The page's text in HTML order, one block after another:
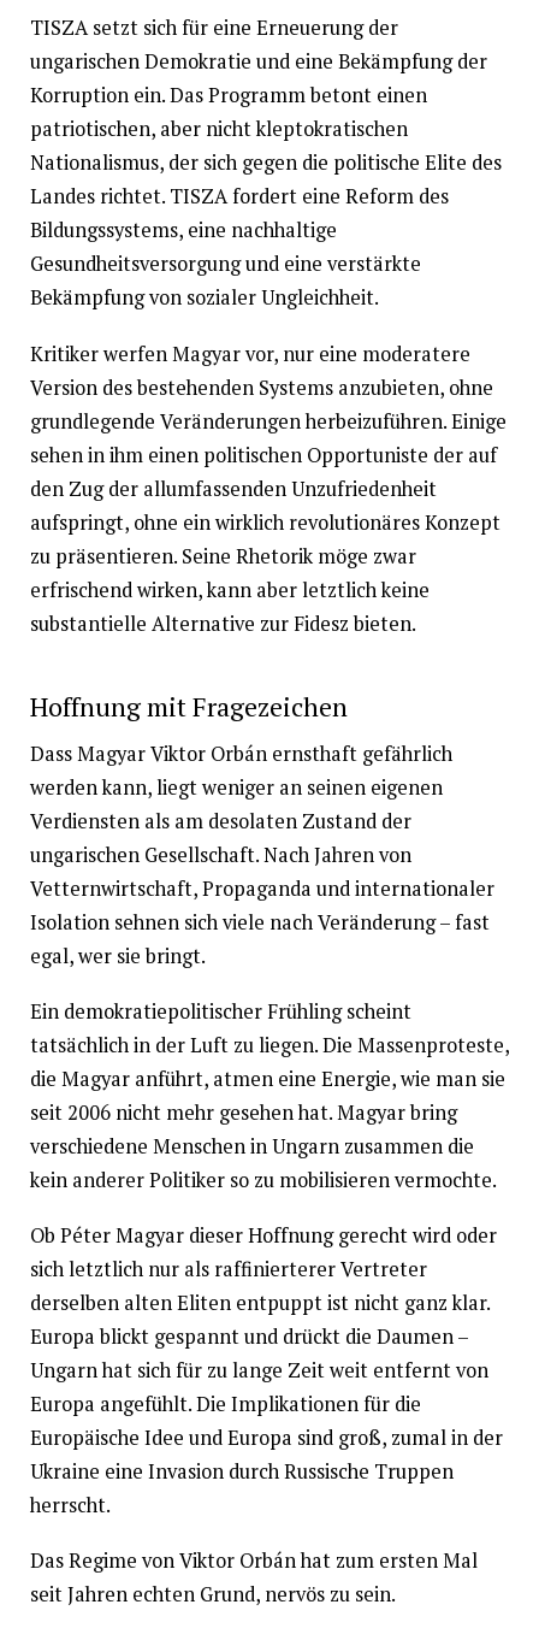
TISZA setzt sich für eine Erneuerung der
ungarischen Demokratie und eine Bekämpfung der
Korruption ein. Das Programm betont einen
patriotischen, aber nicht kleptokratischen
Nationalismus, der sich gegen die politische Elite des
Landes richtet. TISZA fordert eine Reform des
Bildungssystems, eine nachhaltige
Gesundheitsversorgung und eine verstärkte
Bekämpfung von sozialer Ungleichheit.
Kritiker werfen Magyar vor, nur eine moderatere
Version des bestehenden Systems anzubieten, ohne
grundlegende Veränderungen herbeizuführen. Einige
sehen in ihm einen politischen Opportuniste der auf
den Zug der allumfassenden Unzufriedenheit
aufspringt, ohne ein wirklich revolutionäres Konzept
zu präsentieren. Seine Rhetorik möge zwar
erfrischend wirken, kann aber letztlich keine
substantielle Alternative zur Fidesz bieten.
Hoffnung mit Fragezeichen
Dass Magyar Viktor Orbán ernsthaft gefährlich
werden kann, liegt weniger an seinen eigenen
Verdiensten als am desolaten Zustand der
ungarischen Gesellschaft. Nach Jahren von
Vetternwirtschaft, Propaganda und internationaler
Isolation sehnen sich viele nach Veränderung – fast
egal, wer sie bringt.
Ein demokratiepolitischer Frühling scheint
tatsächlich in der Luft zu liegen. Die Massenproteste,
die Magyar anführt, atmen eine Energie, wie man sie
seit 2006 nicht mehr gesehen hat. Magyar bring
verschiedene Menschen in Ungarn zusammen die
kein anderer Politiker so zu mobilisieren vermochte.
Ob Péter Magyar dieser Hoffnung gerecht wird oder
sich letztlich nur als raffinierterer Vertreter
derselben alten Eliten entpuppt ist nicht ganz klar.
Europa blickt gespannt und drückt die Daumen –
Ungarn hat sich für zu lange Zeit weit entfernt von
Europa angefühlt. Die Implikationen für die
Europäische Idee und Europa sind groß, zumal in der
Ukraine eine Invasion durch Russische Truppen
herrscht.
Das Regime von Viktor Orbán hat zum ersten Mal
seit Jahren echten Grund, nervös zu sein.